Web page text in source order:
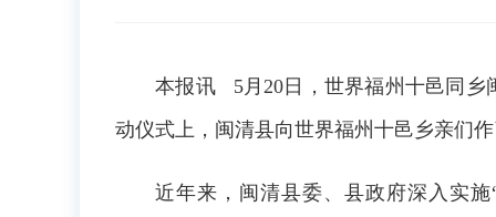
本报讯 5月20日，世界福州十邑同乡
动仪式上，闽清县向世界福州十邑乡亲们
近年来，闽清县委、县政府深入实